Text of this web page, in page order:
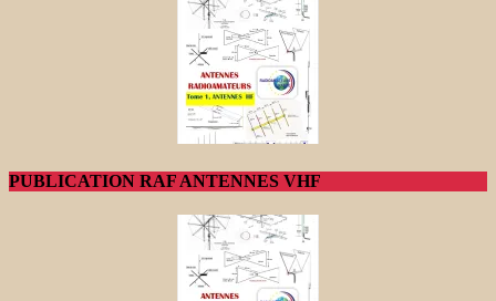
PUBLICATION RAF ANTENNES VHF